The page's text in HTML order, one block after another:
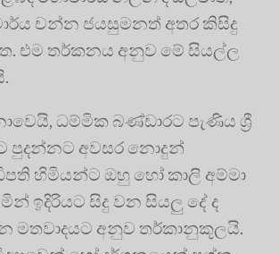
චන්න ජයසුමනත් අතර කිසිදු
එම තර්කනය අනුව මේ සියල්ල
ධම්මික බණ්ඩාරට පැණිය ශ්‍රී
පුදන්නට අවසර නොදුන්
හිමියන්ට ඔහු හෝ කාලි අම්මා
මින් ඉදිරියට සිදු වන සියලු දේ ද
මතවාදයට අනුව තර්කානුකූලයි.